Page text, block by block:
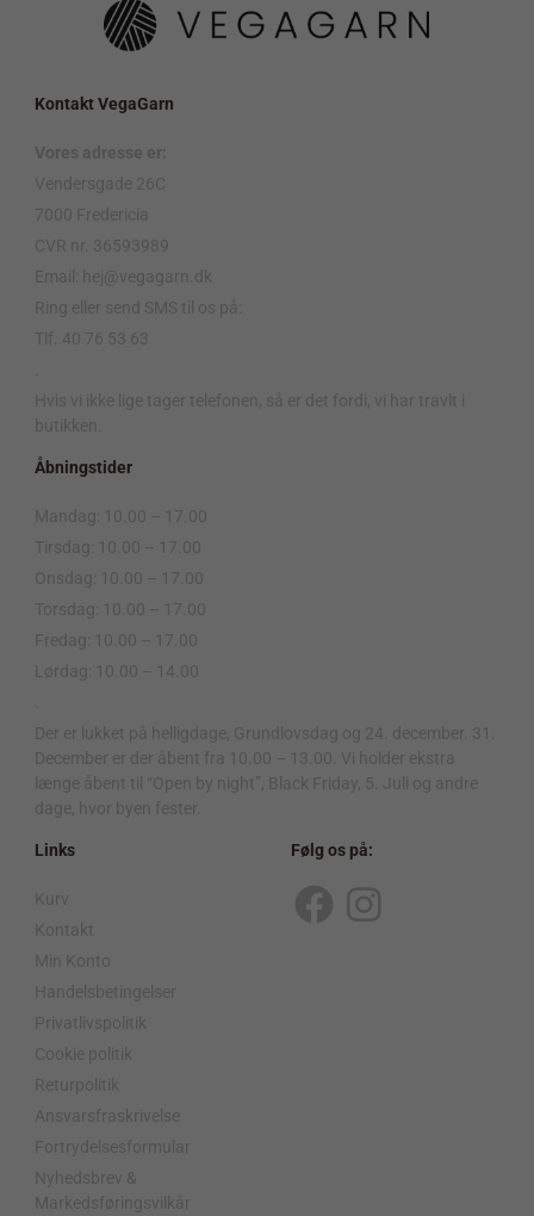
Kontakt VegaGarn
Vores adresse er:
Vendersgade 26C
7000 Fredericia
CVR nr. 36593989
Email: hej@vegagarn.dk
Ring eller send SMS til os på:
Tlf. 40 76 53 63
Hvis vi ikke lige tager telefonen, så er det fordi, vi har travlt i
butikken.
Åbningstider
Mandag: 10.00 – 17.00
Tirsdag: 10.00 – 17.00
Onsdag: 10.00 – 17.00
Torsdag: 10.00 – 17.00
Fredag: 10.00 – 17.00
Lørdag: 10.00 – 14.00
Der er lukket på helligdage, Grundlovsdag og 24. december. 31.
December er der åbent fra 10.00 – 13.00. Vi holder ekstra
længe åbent til “Open by night”, Black Friday, 5. Juli og andre
dage, hvor byen fester.
Links
Kurv
Kontakt
Min Konto
Handelsbetingelser
Privatlivspolitik
Cookie politik
Returpolitik
Ansvarsfraskrivelse
Fortrydelsesformular
Nyhedsbrev &
Markedsføringsvilkår
Følg os på:
F
I